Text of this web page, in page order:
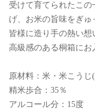
受けて育てられたこの
げ、お米の旨味をぎゅ
皆様に造り手の熱い想
高級感のある桐箱にお
原材料：米・米こうじ
精米歩合：35％
アルコール分：15度